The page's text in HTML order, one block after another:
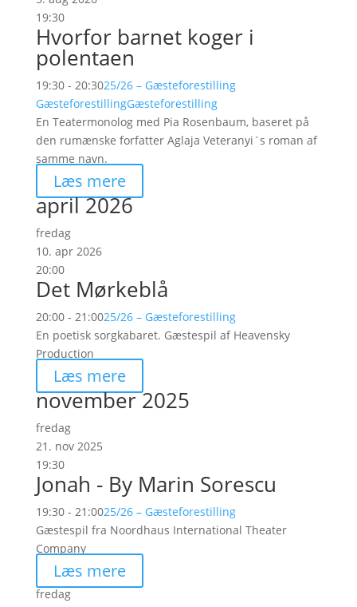
19:30
Hvorfor barnet koger i
polentaen
19:30 - 20:3025/26 – Gæsteforestilling
GæsteforestillingGæsteforestilling
En Teatermonolog med Pia Rosenbaum, baseret på
den rumænske forfatter Aglaja Veteranyi´s roman af
samme navn.
Læs mere
april 2026
fredag
10. apr 2026
20:00
Det Mørkeblå
20:00 - 21:0025/26 – Gæsteforestilling
En poetisk sorgkabaret. Gæstespil af Heavensky
Production
Læs mere
november 2025
fredag
21. nov 2025
19:30
Jonah - By Marin Sorescu
19:30 - 21:0025/26 – Gæsteforestilling
Gæstespil fra Noordhaus International Theater
Company
Læs mere
fredag